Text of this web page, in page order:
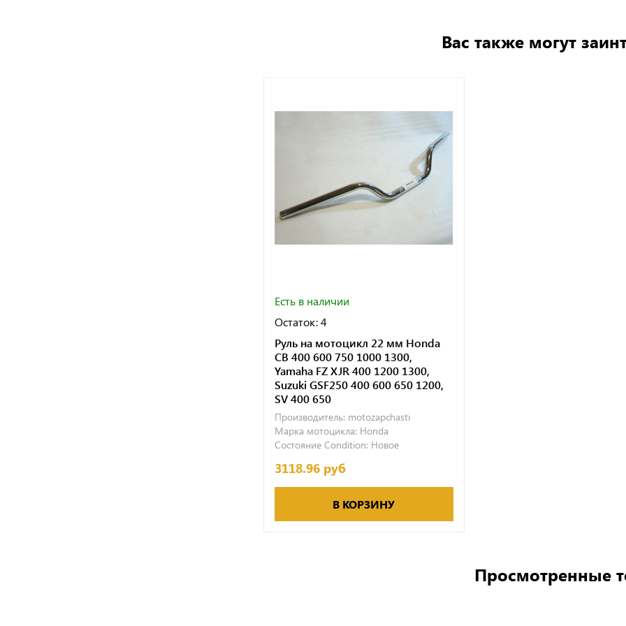
Вас также могут
Есть в наличии
Остаток: 4
Руль на мотоцикл 22 мм Honda
CB 400 600 750 1000 1300,
Yamaha FZ XJR 400 1200 1300,
Suzuki GSF250 400 600 650 1200,
SV 400 650
Производитель: motozapchasti
Марка мотоцикла: Honda
Состояние Condition: Новое
3118.96 руб
В КОРЗИНУ
Просмотренные